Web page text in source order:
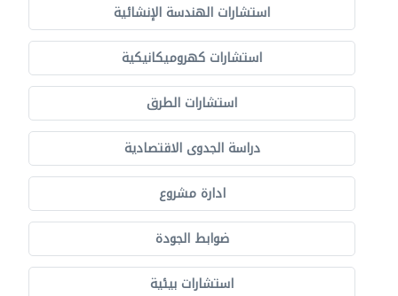
استشارات الهندسة الإنشائية
استشارات كهروميكانيكية
استشارات الطرق
دراسة الجدوى الاقتصادية
ادارة مشروع
ضوابط الجودة
استشارات بيئية